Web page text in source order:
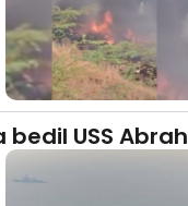
USS